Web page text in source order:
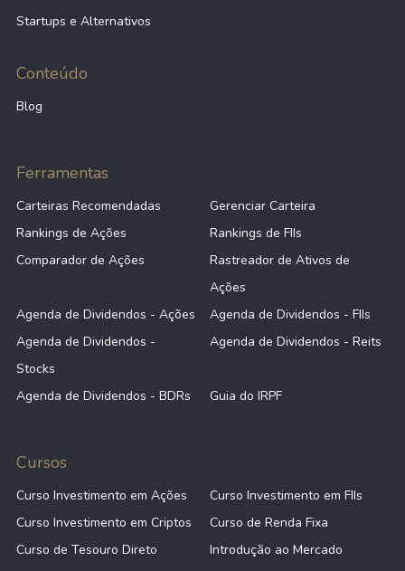
Startups e Alternativos
Conteúdo
Blog
Ferramentas
Carteiras Recomendadas
Gerenciar Carteira
Rankings de Ações
Rankings de FIIs
Comparador de Ações
Rastreador de Ativos de
Ações
Agenda de Dividendos - Ações
Agenda de Dividendos - FIIs
Agenda de Dividendos -
Stocks
Agenda de Dividendos - Reits
Agenda de Dividendos - BDRs Guia do IRPF
Cursos
Curso Investimento em Ações
Curso Investimento em FIIs
Curso Investimento em Criptos
Curso de Renda Fixa
Curso de Tesouro Direto
Introdução ao Mercado